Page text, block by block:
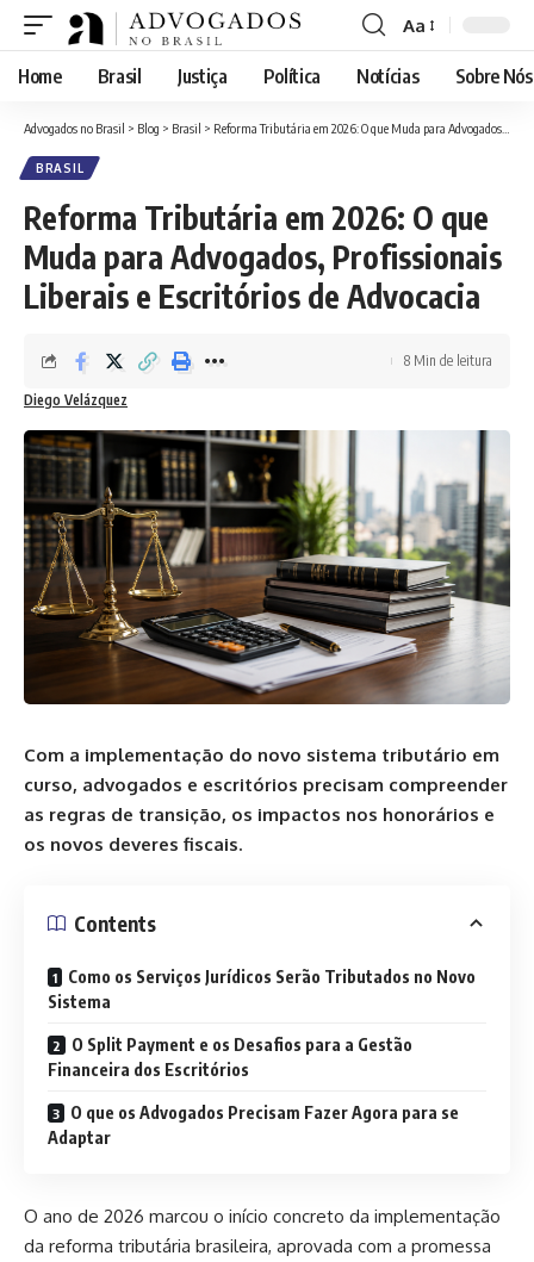
Font
Resizer
Aa
Home Brasil Justiça Política Notícias Sobre Nós
Advogados no Brasil > Blog > Brasil > Reforma Tributária em 2026: O que Muda para Advogados, Profissionais Liberais e Escritórios de Advocacia
BRASIL
Reforma Tributária em 2026: O que
Muda para Advogados, Profissionais
Liberais e Escritórios de Advocacia
Diego Velázquez
8 Min de leitura
Com a implementação do novo sistema tributário em
curso, advogados e escritórios precisam compreender
as regras de transição, os impactos nos honorários e
os novos deveres fiscais.
Contents
Como os Serviços Jurídicos Serão Tributados no Novo
Sistema
O Split Payment e os Desafios para a Gestão
Financeira dos Escritórios
O que os Advogados Precisam Fazer Agora para se
Adaptar
O ano de 2026 marcou o início concreto da implementação
da reforma tributária brasileira, aprovada com a promessa